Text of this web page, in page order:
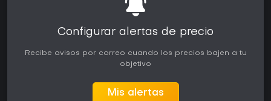
Configurar alertas de precio
Recibe avisos por correo cuando los precios bajen a tu
objetivo
Mis alertas